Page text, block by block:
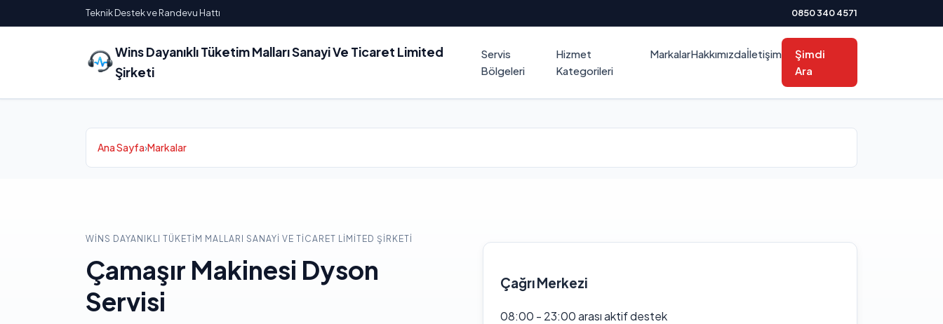
Teknik Destek ve Randevu Hattı 0850 340 4571
Wins Dayanıklı Tüketim Malları Sanayi Ve Ticaret Limited
Şirketi
Servis
Bölgeleri
Hizmet
Kategorileri
MarkalarHakkımızdaİletişim
Şimdi
Ara
Ana Sayfa›Markalar
WINS DAYANIKLI TÜKETIM MALLARI SANAYI VE TICARET LIMITED ŞIRKETI
Çamaşır Makinesi Dyson
Servisi
Çağrı Merkezi
08:00 - 23:00 arası aktif destek